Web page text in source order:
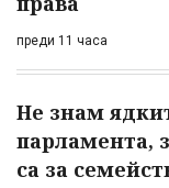
преди 11 часа
Не знам
парламента,
са за